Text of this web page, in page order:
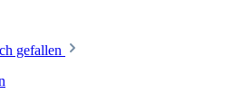
gefallen